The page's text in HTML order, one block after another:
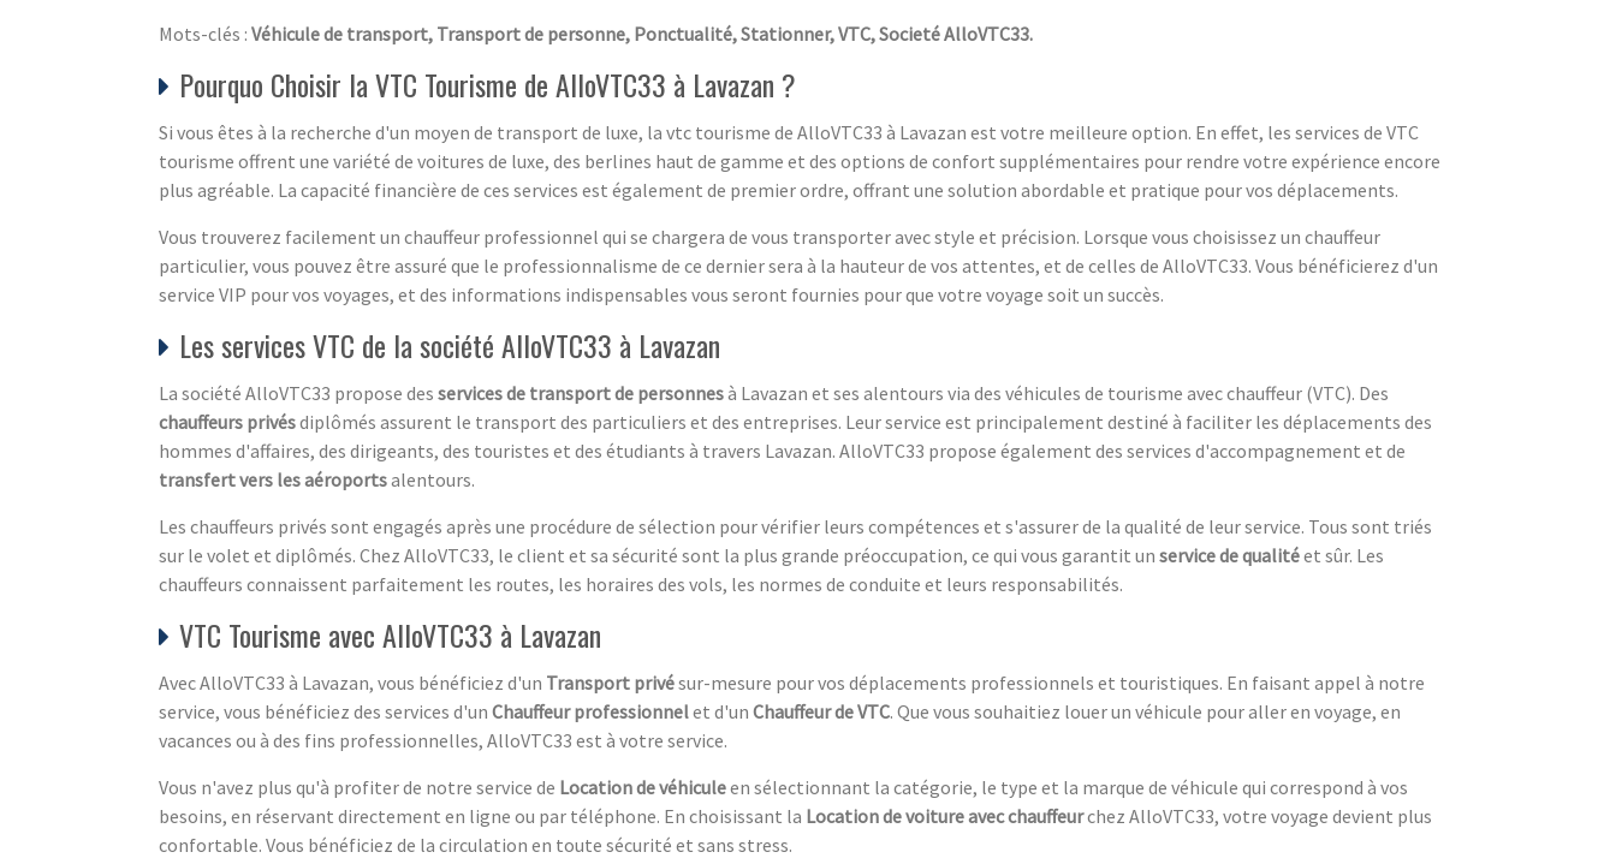
Mots-clés : Véhicule de transport, Transport de personne, Ponctualité, Stationner, VTC, Societé AlloVTC33.
Pourquo Choisir la VTC Tourisme de AlloVTC33 à Lavazan ?
Si vous êtes à la recherche d'un moyen de transport de luxe, la vtc tourisme de AlloVTC33 à Lavazan est votre meilleure option. En effet, les services de VTC
tourisme offrent une variété de voitures de luxe, des berlines haut de gamme et des options de confort supplémentaires pour rendre votre expérience encore
plus agréable. La capacité financière de ces services est également de premier ordre, offrant une solution abordable et pratique pour vos déplacements.
Vous trouverez facilement un chauffeur professionnel qui se chargera de vous transporter avec style et précision. Lorsque vous choisissez un chauffeur
particulier, vous pouvez être assuré que le professionnalisme de ce dernier sera à la hauteur de vos attentes, et de celles de AlloVTC33. Vous bénéficierez d'un
service VIP pour vos voyages, et des informations indispensables vous seront fournies pour que votre voyage soit un succès.
Les services VTC de la société AlloVTC33 à Lavazan
La société AlloVTC33 propose des services de transport de personnesà Lavazan et ses alentours via des véhicules de tourisme avec chauffeur (VTC). Des
chauffeurs privésdiplômés assurent le transport des particuliers et des entreprises. Leur service est principalement destiné à faciliter les déplacements des
hommes d'affaires, des dirigeants, des touristes et des étudiants à travers Lavazan. AlloVTC33 propose également des services d'accompagnement et de
transfert vers les aéroportsalentours.
Les chauffeurs privés sont engagés après une procédure de sélection pour vérifier leurs compétences et s'assurer de la qualité de leur service. Tous sont triés
sur le volet et diplômés. Chez AlloVTC33, le client et sa sécurité sont la plus grande préoccupation, ce qui vous garantit un service de qualitéet sûr. Les
chauffeurs connaissent parfaitement les routes, les horaires des vols, les normes de conduite et leurs responsabilités.
VTC Tourisme avec AlloVTC33 à Lavazan
Avec AlloVTC33 à Lavazan, vous bénéficiez d'un Transport privésur-mesure pour vos déplacements professionnels et touristiques. En faisant appel à notre
service, vous bénéficiez des services d'un Chauffeur professionnelet d'un Chauffeur de VTC. Que vous souhaitiez louer un véhicule pour aller en voyage, en
vacances ou à des fins professionnelles, AlloVTC33 est à votre service.
Vous n'avez plus qu'à profiter de notre service de Location de véhiculeen sélectionnant la catégorie, le type et la marque de véhicule qui correspond à vos
besoins, en réservant directement en ligne ou par téléphone. En choisissant la Location de voiture avec chauffeurchez AlloVTC33, votre voyage devient plus
confortable. Vous bénéficiez de la circulation en toute sécurité et sans stress.